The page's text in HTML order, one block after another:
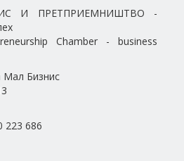
И ПРЕТПРИЕМНИШТВО -
Chamber - business
Мал Бизнис
223 686